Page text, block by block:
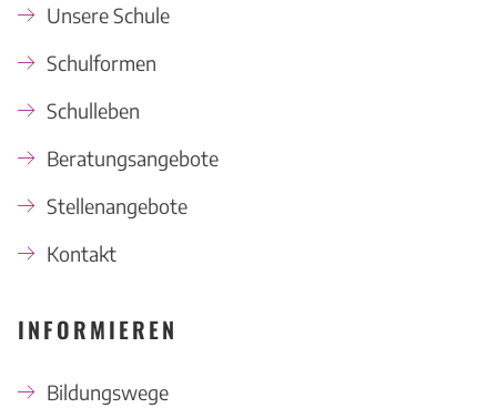
Unsere Schule
Schulformen
Schulleben
Beratungsangebote
Stellenangebote
Kontakt
INFORMIEREN
Bildungswege